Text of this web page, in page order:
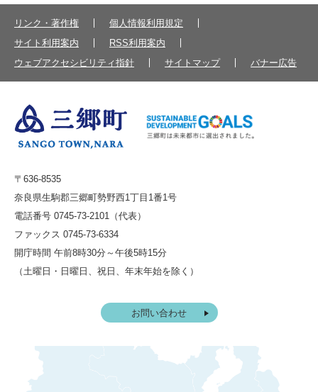
リンク・著作権
個人情報利用規定
サイト利用案内
RSS利用案内
ウェブアクセシビリティ指針
サイトマップ バナー広告
〒636-8535
奈良県生駒郡三郷町勢野西1丁目1番1号
電話番号 0745-73-2101（代表）
ファックス 0745-73-6334
開庁時間 午前8時30分～午後5時15分
（土曜日・日曜日、祝日、年末年始を除く）
お問い合わせ